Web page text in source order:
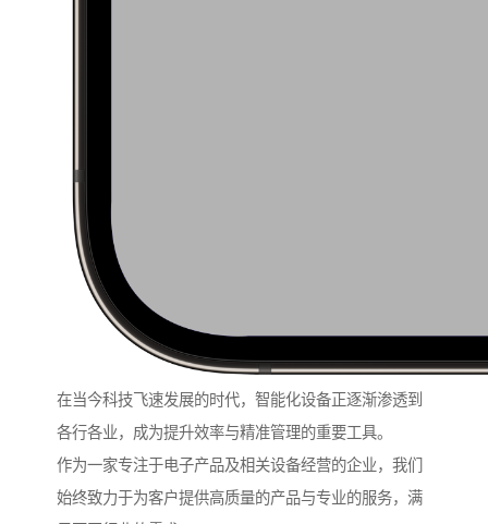
在当今科技飞速发展的时代，智能化设备正逐渐渗透到
各行各业，成为提升效率与精准管理的重要工具。
作为一家专注于电子产品及相关设备经营的企业，我们
始终致力于为客户提供高质量的产品与专业的服务，满